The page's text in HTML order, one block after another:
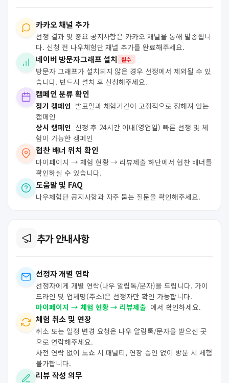
카카오 채널 추가
선정 결과 및 중요 공지사항은 카카오 채널을 통해 발송됩니
다. 신청 전 나우체험단 채널 추가를 완료해주세요.
네이버 방문자그래프 설치 필수
방문자 그래프가 설치되지 않은 경우 선정에서 제외될 수 있
습니다. 반드시 설치 후 신청해주세요.
캠페인 분류 확인
정기 캠페인 발표일과 체험기간이 고정적으로 정해져 있는
캠페인
상시 캠페인 신청 후 24시간 이내(영업일) 빠른 선정 및 체
험이 가능한 캠페인
협찬 배너 위치 확인
마이페이지 → 체험 현황 → 리뷰제출 하단에서 협찬 배너를
확인하실 수 있습니다.
도움말 및 FAQ
나우체험단 공지사항과 자주 묻는 질문을 확인해주세요.
추가 안내사항
선정자 개별 연락
선정자에게 개별 연락(나우 알림톡/문자)을 드립니다. 가이
드라인 및 업체명(주소)은 선정자만 확인 가능합니다.
마이페이지 → 체험 현황 → 리뷰제출 에서 확인하세요.
체험 취소 및 연장
취소 또는 일정 변경 요청은 나우 알림톡/문자을 받으신 곳
으로 연락해주세요.
사전 연락 없이 노쇼 시 패널티, 연장 승인 없이 방문 시 체험
불가합니다.
리뷰 작성 의무